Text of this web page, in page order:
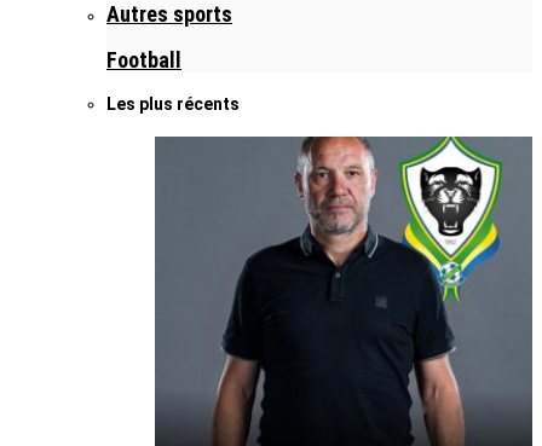
Autres sports
Football
Les plus récents